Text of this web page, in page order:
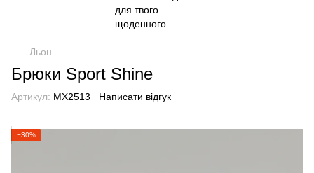
Льон
Брюки Sport Shine
Артикул: MX2513 Написати відгук
−30%